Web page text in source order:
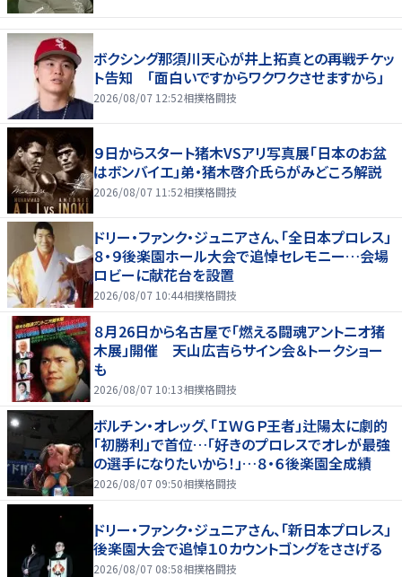
ボクシング那須川天心が井上拓真との再戦チケッ
ト告知 「面白いですからワクワクさせますから」
2026/08/07 12:52相撲格闘技
９日からスタート猪木VSアリ写真展「日本のお盆
はボンバイエ」弟・猪木啓介氏らがみどころ解説
2026/08/07 11:52相撲格闘技
ドリー・ファンク・ジュニアさん、「全日本プロレス」
８・９後楽園ホール大会で追悼セレモニー…会場
ロビーに献花台を設置
2026/08/07 10:44相撲格闘技
８月26日から名古屋で「燃える闘魂アントニオ猪
木展」開催 天山広吉らサイン会＆トークショー
も
2026/08/07 10:13相撲格闘技
ボルチン・オレッグ、「ＩＷＧＰ王者」辻陽太に劇的
「初勝利」で首位…「好きのプロレスでオレが最強
の選手になりたいから！」…８・６後楽園全成績
2026/08/07 09:50相撲格闘技
ドリー・ファンク・ジュニアさん、「新日本プロレス」
後楽園大会で追悼１０カウントゴングをささげる
2026/08/07 08:58相撲格闘技